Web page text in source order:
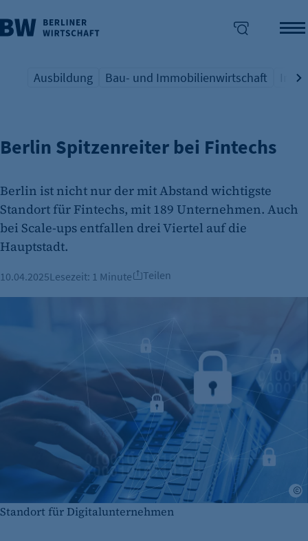
überspringen
Übersicht Schlagwort
Ausbildung
Übersicht Schlagwort
Bau- und Immobilienwirtschaft
IBB-BERICHT
Berlin Spitzenreiter bei Fintechs
Berlin ist nicht nur der mit Abstand wichtigste
Standort für Fintechs, mit 189 Unternehmen. Auch
bei Scale-ups entfallen drei Viertel auf die
Hauptstadt.
10.04.2025Lesezeit: 1 Minute Teilen
Standort für Digitalunternehmen